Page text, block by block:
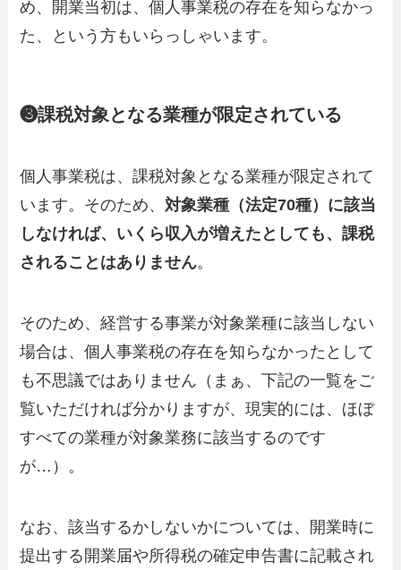
め、開業当初は、個人事業税の存在を知らなかっ
た、という方もいらっしゃいます。
❸課税対象となる業種が限定されている
個人事業税は、課税対象となる業種が限定されて
います。そのため、対象業種（法定70種）に該当
しなければ、いくら収入が増えたとしても、課税
されることはありません。
そのため、経営する事業が対象業種に該当しない
場合は、個人事業税の存在を知らなかったとして
も不思議ではありません（まぁ、下記の一覧をご
覧いただければ分かりますが、現実的には、ほぼ
すべての業種が対象業務に該当するのです
が…）。
なお、該当するかしないかについては、開業時に
提出する開業届や所得税の確定申告書に記載され